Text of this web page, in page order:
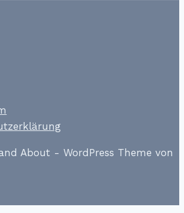
About - WordPress Theme von